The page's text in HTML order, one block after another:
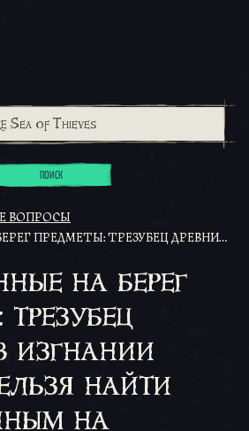
ПОИСК
ВОПРОСЫ
ДРЕВНИХ В ИЗГНАНИИ СЕЙЧАС НЕЛЬЗЯ НАЙТИ ВЫБРОШЕННЫМ НА ОСТРОВАХ
на берег
изгнании
найти
на